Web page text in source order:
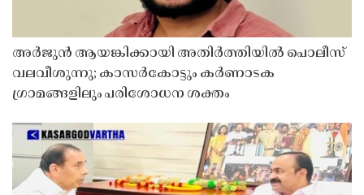
അർജുൻ ആയങ്കിക്കായി അതിർത്തിയിൽ പൊലീസ്
വലവീശുന്നു; കാസർകോട്ടും കർണാടക
ഗ്രാമങ്ങളിലും പരിശോധന ശക്തം